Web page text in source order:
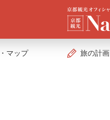
マップ 旅の計画